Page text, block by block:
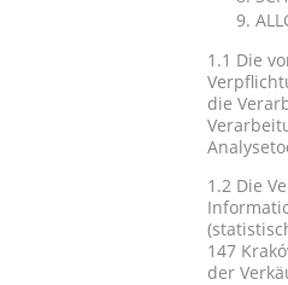
1.1 Die
die
1.2 Die
147
der